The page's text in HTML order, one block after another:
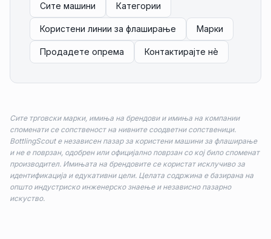
Сите машини Категории
Користени линии за флаширање Марки
Продадете опрема Контактирајте нè
Сите трговски марки, имиња на брендови и имиња на компании
споменати се сопственост на нивните соодветни сопственици.
BottlingScout е независен пазар за користени машини за флаширање
и не е поврзан, одобрен или официјално поврзан со кој било споменат
производител. Имињата на брендовите се користат исклучиво за
идентификација и едукативни цели. Целата содржина е базирана на
општо индустриско инженерско знаење и независно пазарно
искуство.